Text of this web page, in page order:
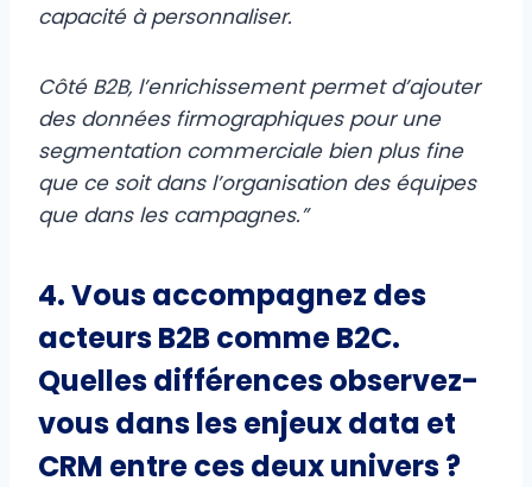
capacité à personnaliser.
Côté B2B, l’enrichissement permet d’ajouter
des données firmographiques pour une
segmentation commerciale bien plus fine
que ce soit dans l’organisation des équipes
que dans les campagnes.”
4. Vous accompagnez des
acteurs B2B comme B2C.
Quelles différences observez-
vous dans les enjeux data et
CRM entre ces deux univers ?